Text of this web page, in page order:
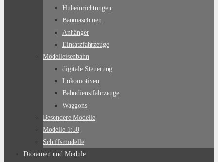
Hubeinrichtungen
Baumaschinen
Anhänger
Einsatzfahrzeuge
Modelleisenbahn
digitale Steuerung
Lokomotiven
Bahndienstfahrzeuge
Waggons
Besondere Modelle
Modelle 1:50
Schiffsmodelle
Dioramen und Module